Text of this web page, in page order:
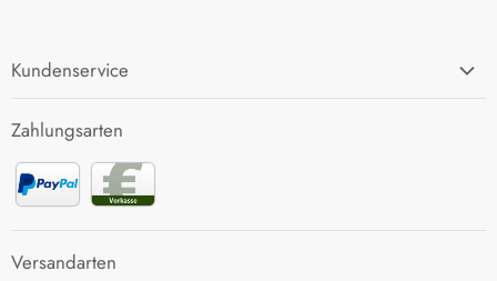
Kundenservice
Zahlung und Versand
Rücksendung
Kontakt
Zahlungsarten
Versandarten